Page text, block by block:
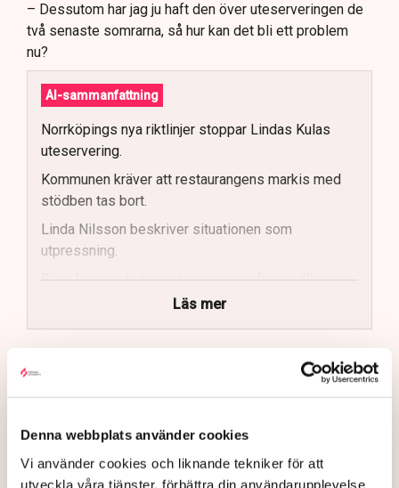
Denna webbplats använder cookies
Vi använder cookies och liknande tekniker för att
utveckla våra tjänster, förbättra din användarupplevelse
– Dessutom har jag ju haft den över uteserveringen de
två senaste somrarna, så hur kan det bli ett problem
nu?
AI-sammanfattning
Norrköpings nya riktlinjer stoppar Lindas Kulas
uteservering.
Kommunen kräver att restaurangens markis med
stödben tas bort.
Linda Nilsson beskriver situationen som
utpressning.
Flera krögare kritiserar kommunen för otydlig
Kommunen vill skapa enhetliga regler för
sommaren.
Läs mer
Bakgrunden är att Norrköpings kommun gjort en
översyn och revidering av de regler som gäller för
stadens uteserveringar. Ambitionen är att tillstånden
godtycklighet kring den här branschen, där kommunen